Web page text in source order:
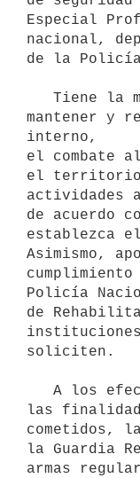
Especial
nacional,
de la
mantener y
interno,
el combate
el territorio
actividades
de acuerdo
establezca
Asimismo,
Policía
de
soliciten.
las
cometidos,
la Guardia
armas